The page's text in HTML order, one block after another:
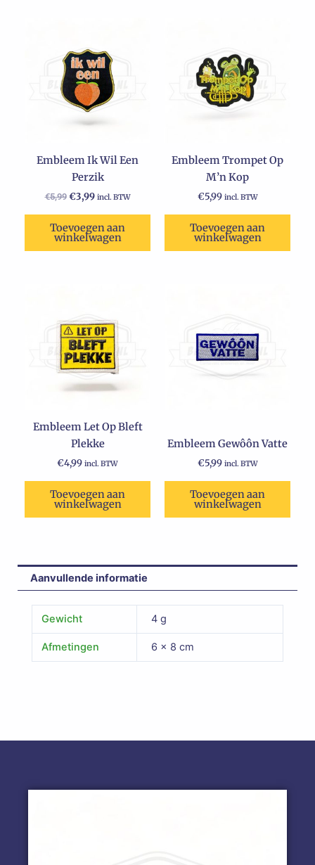
Embleem Ik Wil Een
Perzik
€5,99
was:
€5,99.
€3,99
€3,99.
incl. BTW
Toevoegen aan
winkelwagen
Embleem Trompet Op
M’n Kop
€5,99 incl. BTW
Toevoegen aan
winkelwagen
Embleem Let Op Bleft
Plekke
€4,99 incl. BTW
Toevoegen aan
winkelwagen
Embleem Gewôôn Vatte
€5,99 incl. BTW
Toevoegen aan
winkelwagen
Aanvullende informatie
Gewicht 4 g
Afmetingen 6 × 8 cm